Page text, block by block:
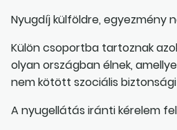
Nyugdíj külföldre, egyezmény
Külön csoportba tartoznak
olyan országban élnek,
nem kötött szociális
A nyugellátás iránti kérelem